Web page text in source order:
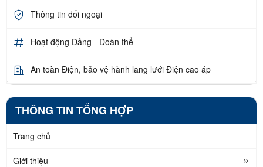
Thông tin đối ngoại
Hoạt động Đảng - Đoàn thể
An toàn Điện, bảo vệ hành lang lưới Điện cao áp
THÔNG TIN TỔNG HỢP
Trang chủ
Giới thiệu